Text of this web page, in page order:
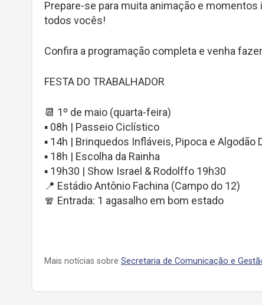
Prepare-se para muita animação e
todos vocês!
Confira a programação completa e venha
FESTA DO TRABALHADOR
📆 1º de maio (quarta-feira)
▪️ 08h | Passeio Ciclístico
▪️ 14h | Brinquedos Infláveis, Pipoca e Algodão
▪️ 18h | Escolha da Rainha
▪️ 19h30 | Show Israel & Rodolffo 19h30
📍 Estádio Antônio Fachina (Campo do 12)
🧣 Entrada: 1 agasalho em bom estado
Mais notícias sobre Secretaria de Comunicação e